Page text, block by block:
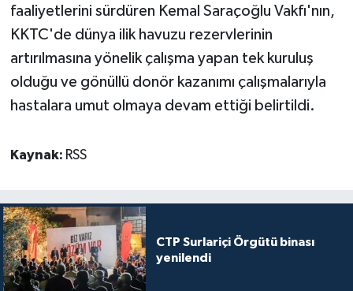
faaliyetlerini sürdüren Kemal Saraçoğlu Vakfı'nın,
KKTC'de dünya ilik havuzu rezervlerinin
artırılmasına yönelik çalışma yapan tek kuruluş
olduğu ve gönüllü donör kazanımı çalışmalarıyla
hastalara umut olmaya devam ettiği belirtildi.
Kaynak: RSS
CTP Surlariçi Örgütü binası
yenilendi